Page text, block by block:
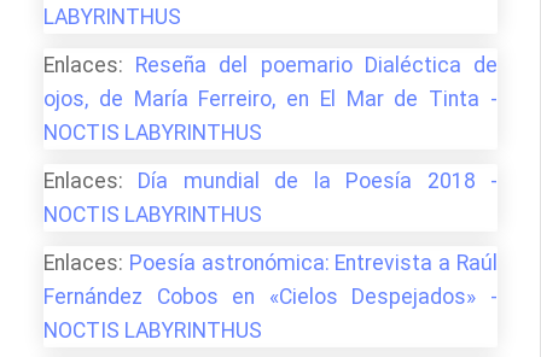
LABYRINTHUS
Enlaces: Reseña del poemario Dialéctica de
ojos, de María Ferreiro, en El Mar de Tinta -
NOCTIS LABYRINTHUS
Enlaces: Día mundial de la Poesía 2018 -
NOCTIS LABYRINTHUS
Enlaces: Poesía astronómica: Entrevista a Raúl
Fernández Cobos en «Cielos Despejados» -
NOCTIS LABYRINTHUS